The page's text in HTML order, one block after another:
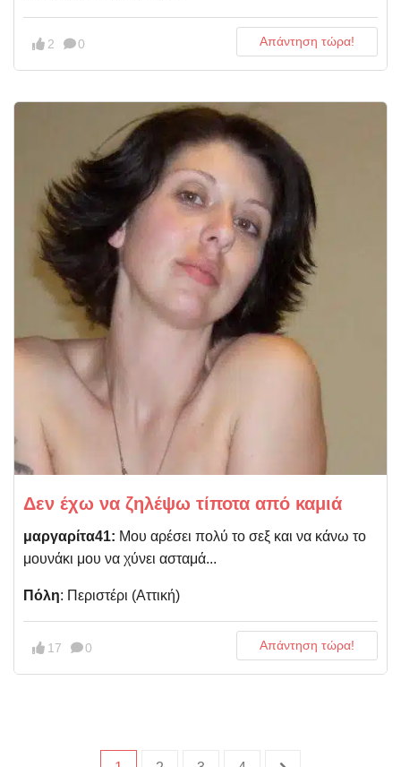
2 0 Απάντηση τώρα!
Δεν έχω να ζηλέψω τίποτα από καμιά
μαργαρίτα41: Μου αρέσει πολύ το σεξ και να κάνω το
μουνάκι μου να χύνει ασταμά...
Πόλη: Περιστέρι (Αττική)
17 0 Απάντηση τώρα!